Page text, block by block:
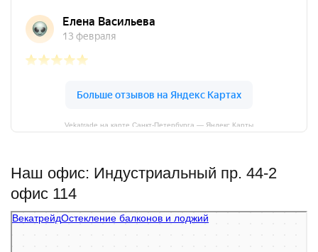
Vekatrade на карте Санкт‑Петербурга — Яндекс Карты
Наш офис: Индустриальный пр. 44-2
офис 114
Векатрейд